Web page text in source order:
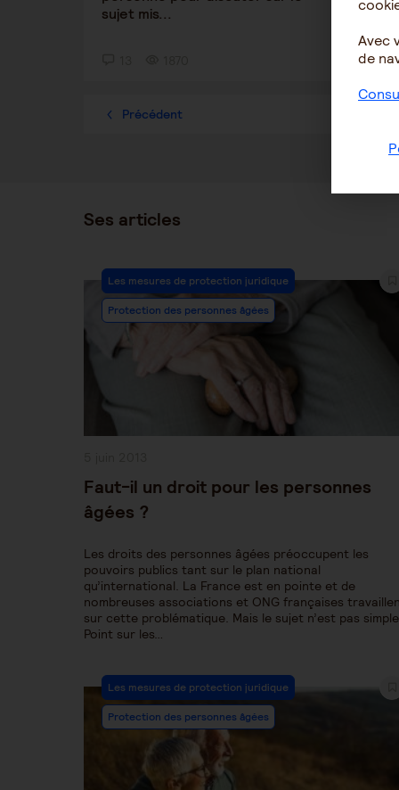
sujet mis...
1
Précédent
Ses articles
Post
Category:
Les mesures de protection juridique
Protection des personnes âgées
Faut-il un droit pour les personnes
âgées ?
Les droits des personnes âgées préoccupent les
pouvoirs publics tant sur le plan national
qu’international. La France est en pointe et de
nombreuses associations et ONG françaises
sur cette problématique. Mais le sujet n’est pas
Point sur les…
Post
Category:
Les mesures de protection juridique
Protection des personnes âgées
Avec
de